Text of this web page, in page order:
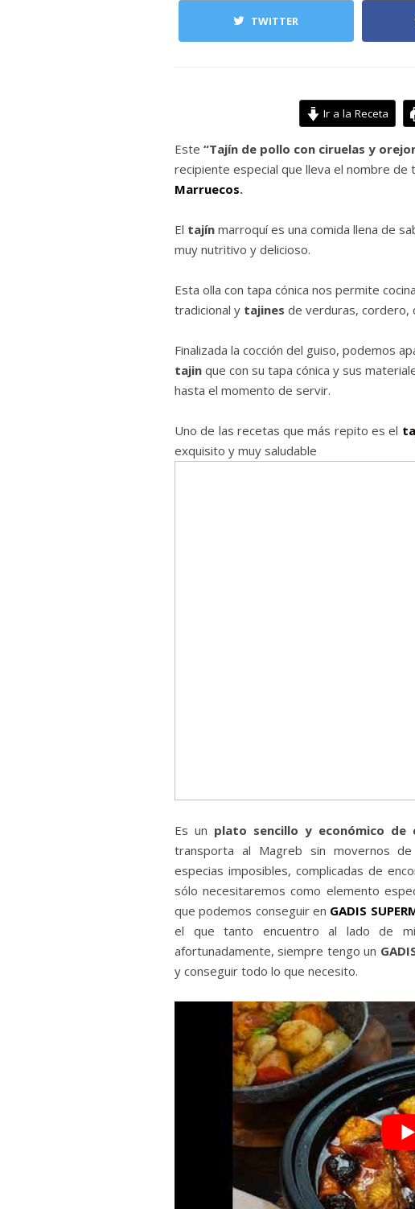
TWITTER
Ir a la Receta
Este “Tajín de pollo con ciruelas y
recipiente especial que lleva el nombre de
Marruecos.
El tajín marroquí es una comida llena de
muy nutritivo y delicioso.
Esta olla con tapa cónica nos permite
tradicional y tajines de verduras, cordero,
Finalizada la cocción del guiso, podemos
tajin que con su tapa cónica y sus
hasta el momento de servir.
Uno de las recetas que más repito es el
exquisito y muy saludable
Es un plato sencillo y económico de
transporta al Magreb sin movernos
especias imposibles, complicadas de
sólo necesitaremos como elemento
que podemos conseguir en GADIS
el que tanto encuentro al lado de
afortunadamente, siempre tengo un
y conseguir todo lo que necesito.